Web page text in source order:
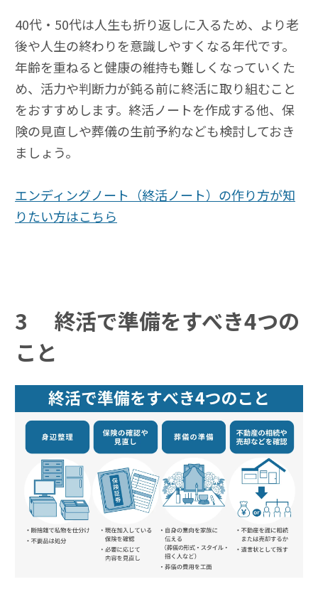
40代・50代は人生も折り返しに入るため、より老
後や人生の終わりを意識しやすくなる年代です。
年齢を重ねると健康の維持も難しくなっていくた
め、活力や判断力が鈍る前に終活に取り組むこと
をおすすめします。終活ノートを作成する他、保
険の見直しや葬儀の生前予約なども検討しておき
ましょう。
エンディングノート（終活ノート）の作り方が知
りたい方はこちら
3
終活で準備をすべき4つの
こと